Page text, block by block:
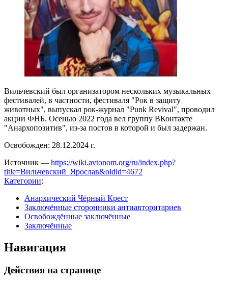
Вильчевский был организатором нескольких музыкальных
фестивалей, в частности, фестиваля "Рок в защиту
животных", выпускал рок-журнал "Punk Revival", проводил
акции ФНБ. Осенью 2022 года вел группу ВКонтакте
"Анархопозитив", из-за постов в которой и был задержан.
Освобожден: 28.12.2024 г.
Источник — https://wiki.avtonom.org/ru/index.php?
title=Вильчевский_Ярослав&oldid=4672
Категории:
Анархический Чёрный Крест
Заключённые сторонники антиавторитариев
Освобождённые заключённые
Заключённые
Навигация
Действия на странице